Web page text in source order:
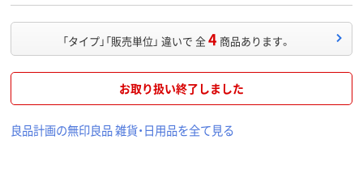
「タイプ」「販売単位」 違いで 全4 商品あります。
お取り扱い終了しました
良品計画の無印良品 雑貨・日用品を全て見る